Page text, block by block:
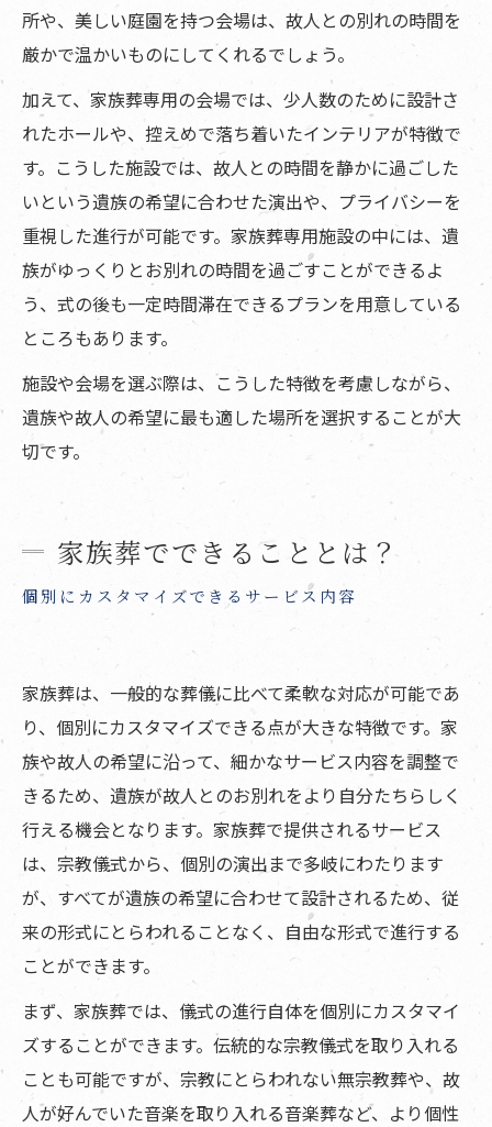
所や、美しい庭園を持つ会場は、故人との別れの時間を
厳かで温かいものにしてくれるでしょう。
加えて、家族葬専用の会場では、少人数のために設計さ
れたホールや、控えめで落ち着いたインテリアが特徴で
す。こうした施設では、故人との時間を静かに過ごした
いという遺族の希望に合わせた演出や、プライバシーを
重視した進行が可能です。家族葬専用施設の中には、遺
族がゆっくりとお別れの時間を過ごすことができるよ
う、式の後も一定時間滞在できるプランを用意している
ところもあります。
施設や会場を選ぶ際は、こうした特徴を考慮しながら、
遺族や故人の希望に最も適した場所を選択することが大
切です。
家族葬でできることとは？
個別にカスタマイズできるサービス内容
家族葬は、一般的な葬儀に比べて柔軟な対応が可能であ
り、個別にカスタマイズできる点が大きな特徴です。家
族や故人の希望に沿って、細かなサービス内容を調整で
きるため、遺族が故人とのお別れをより自分たちらしく
行える機会となります。家族葬で提供されるサービス
は、宗教儀式から、個別の演出まで多岐にわたります
が、すべてが遺族の希望に合わせて設計されるため、従
来の形式にとらわれることなく、自由な形式で進行する
ことができます。
まず、家族葬では、儀式の進行自体を個別にカスタマイ
ズすることができます。伝統的な宗教儀式を取り入れる
ことも可能ですが、宗教にとらわれない無宗教葬や、故
人が好んでいた音楽を取り入れる音楽葬など、より個性